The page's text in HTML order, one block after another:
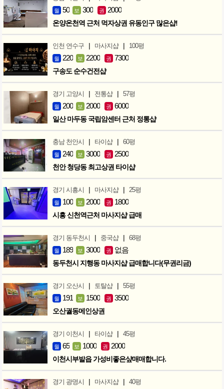
월 50 보 300 권 2000
온양온천역 근처 먹자상권 유동인구 많은샵!
인천 연수구 | 마사지샵 | 100평
월 220 보 2200 권 7300
구송도 순수건전샵
경기 고양시 | 전통샵 | 57평
월 200 보 2000 권 6000
일산 마두동 국립암센터 근처 정통샵
충남 천안시 | 타이샵 | 60평
월 240 보 3000 권 2500
천안 청당동 최고상권 타이샵
경기 시흥시 | 마사지샵 | 25평
월 100 보 2000 권 1800
시흥 신천역근처 마사지샵 급매
경기 동두천시 | 중국샵 | 68평
월 189 보 3000 권 없음
동두천시 지행동 마사지샵 급매합니다(무권리금)
경기 오산시 | 토탈샵 | 55평
월 191 보 1500 권 3500
오산궐동메인상권
경기 이천시 | 타이샵 | 45평
월 65 보 1000 권 2000
이천시부발읍 가성비좋은샾매매합니다.
경기 광명시 | 마사지샵 | 40평